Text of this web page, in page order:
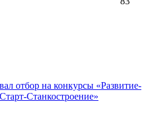
отбор на конкурсы «Развитие-
Станкостроение»